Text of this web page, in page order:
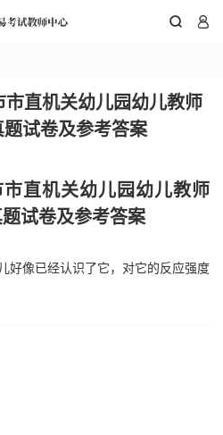
 
直机关幼儿园幼儿教师
试卷及参考答案
市直机关幼儿园幼儿教师
试卷及参考答案
好像已经认识了它，对它的反应强度